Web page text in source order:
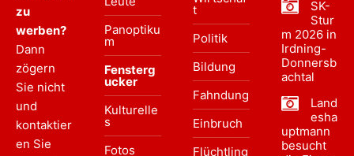
zu
werben?
Dann
zögern
Sie nicht
und
kontaktier
en Sie
Panoptiku
m
Fensterg
ucker
Kulturelle
s
Fotos
t
Politik
Bildung
Fahndung
Einbruch
Flüchtling
SK-
Stur
m 2026 in
Irdning-
Donnersb
achtal
Land
esha
uptmann
besucht